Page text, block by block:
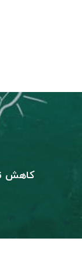
کاهش